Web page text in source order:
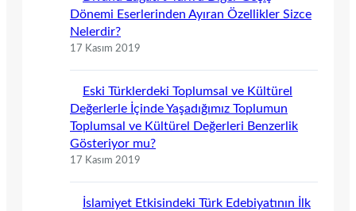
Dönemi Eserlerinden Ayıran Özellikler Sizce
Nelerdir?
17 Kasım 2019
Eski Türklerdeki Toplumsal ve Kültürel
Değerlerle İçinde Yaşadığımız Toplumun
Toplumsal ve Kültürel Değerleri Benzerlik
Gösteriyor mu?
17 Kasım 2019
İslamiyet Etkisindeki Türk Edebiyatının İlk